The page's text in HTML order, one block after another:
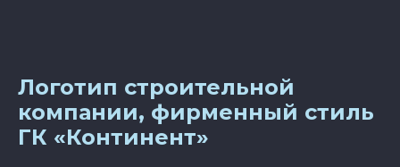
Логотип строительной
компании, фирменный стиль
ГК «Континент»